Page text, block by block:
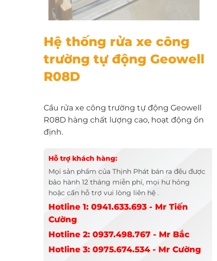
Hệ thống rửa xe công
trường tự động Geowell
R08D
Cầu rửa xe công trường tự động Geowell
R08D hàng chất lượng cao, hoạt động ổn
định.
Hỗ trợ khách hàng:
Mọi sản phẩm của Thịnh Phát bán ra đều được
bảo hành 12 tháng miễn phí, mọi hư hỏng
hoặc cần hỗ trợ vui lòng liên hệ .
Hotline 1: 0941.633.693 - Mr Tiến
Cường
Hotline 2: 0937.498.767 - Mr Bắc
Hotline 3: 0975.674.534 - Mr Cường